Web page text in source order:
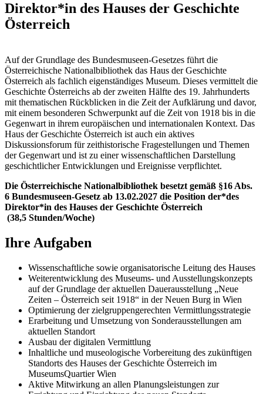
Direktor*in des Hauses der Geschichte
Österreich
Auf der Grundlage des Bundesmuseen-Gesetzes führt die
Österreichische Nationalbibliothek das Haus der Geschichte
Österreich als fachlich eigenständiges Museum. Dieses vermittelt die
Geschichte Österreichs ab der zweiten Hälfte des 19. Jahrhunderts
mit thematischen Rückblicken in die Zeit der Aufklärung und davor,
mit einem besonderen Schwerpunkt auf die Zeit von 1918 bis in die
Gegenwart in ihrem europäischen und internationalen Kontext. Das
Haus der Geschichte Österreich ist auch ein aktives
Diskussionsforum für zeithistorische Fragestellungen und Themen
der Gegenwart und ist zu einer wissenschaftlichen Darstellung
geschichtlicher Entwicklungen und Ereignisse verpflichtet.
Die Österreichische Nationalbibliothek besetzt gemäß §16 Abs.
6 Bundesmuseen-Gesetz ab 13.02.2027 die Position der*des
Direktor*in des Hauses der Geschichte Österreich
(38,5 Stunden/Woche)
Ihre Aufgaben
Wissenschaftliche sowie organisatorische Leitung des Hauses
Weiterentwicklung des Museums- und Ausstellungskonzepts
auf der Grundlage der aktuellen Dauerausstellung „Neue
Zeiten – Österreich seit 1918“ in der Neuen Burg in Wien
Optimierung der zielgruppengerechten Vermittlungsstrategie
Erarbeitung und Umsetzung von Sonderausstellungen am
aktuellen Standort
Ausbau der digitalen Vermittlung
Inhaltliche und museologische Vorbereitung des zukünftigen
Standorts des Hauses der Geschichte Österreich im
MuseumsQuartier Wien
Aktive Mitwirkung an allen Planungsleistungen zur